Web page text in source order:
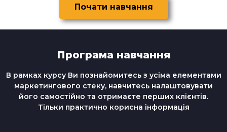
Почати навчання
Програма навчання
В рамках курсу Ви познайомитесь з усіма елементами
маркетингового стеку, навчитесь налаштовувати
його самостійно та отримаєте перших клієнтів.
Тільки практично корисна інформація